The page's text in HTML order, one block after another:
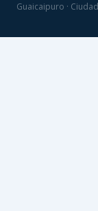
Guaicaipuro ·